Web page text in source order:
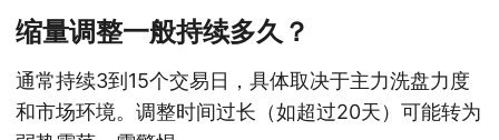
缩量调整一般持续多久？
通常持续3到15个交易日，具体取决于主力洗盘力度
和市场环境。调整时间过长（如超过20天）可能转为